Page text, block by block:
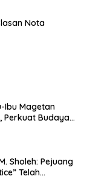
Nota
Ibu Magetan
Perkuat Budaya
Sholeh: Pejuang
Telah